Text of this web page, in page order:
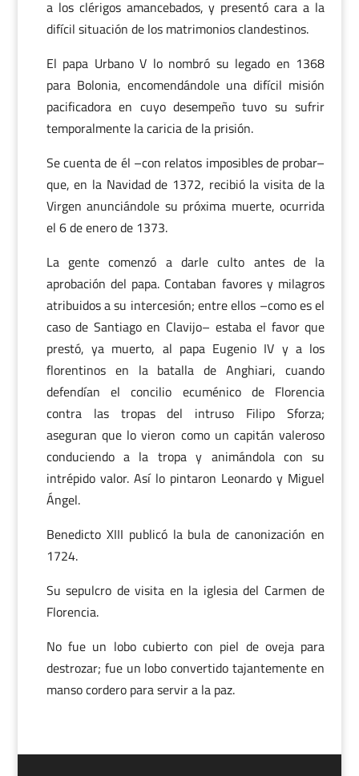
a los clérigos amancebados, y presentó cara a la
difícil situación de los matrimonios clandestinos.
El papa Urbano V lo nombró su legado en 1368
para Bolonia, encomendándole una difícil misión
pacificadora en cuyo desempeño tuvo su sufrir
temporalmente la caricia de la prisión.
Se cuenta de él –con relatos imposibles de probar–
que, en la Navidad de 1372, recibió la visita de la
Virgen anunciándole su próxima muerte, ocurrida
el 6 de enero de 1373.
La gente comenzó a darle culto antes de la
aprobación del papa. Contaban favores y milagros
atribuidos a su intercesión; entre ellos –como es el
caso de Santiago en Clavijo– estaba el favor que
prestó, ya muerto, al papa Eugenio IV y a los
florentinos en la batalla de Anghiari, cuando
defendían el concilio ecuménico de Florencia
contra las tropas del intruso Filipo Sforza;
aseguran que lo vieron como un capitán valeroso
conduciendo a la tropa y animándola con su
intrépido valor. Así lo pintaron Leonardo y Miguel
Ángel.
Benedicto XIII publicó la bula de canonización en
1724.
Su sepulcro de visita en la iglesia del Carmen de
Florencia.
No fue un lobo cubierto con piel de oveja para
destrozar; fue un lobo convertido tajantemente en
manso cordero para servir a la paz.